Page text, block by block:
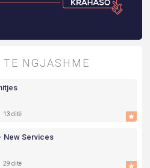
NGJASHME
13 ditë
New Services
29 ditë